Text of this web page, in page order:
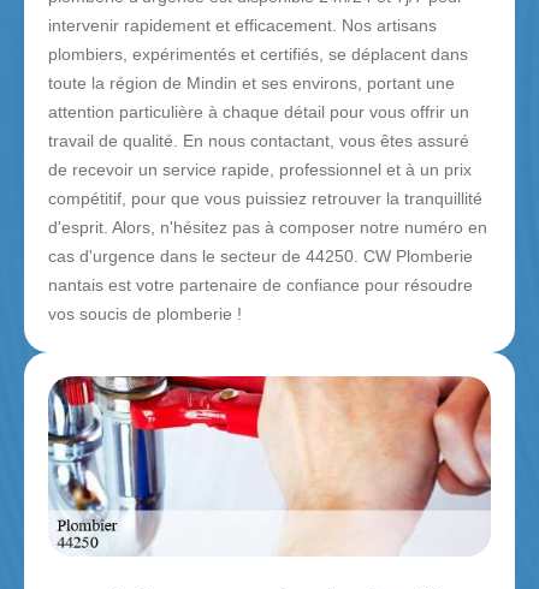
intervenir rapidement et efficacement. Nos artisans
plombiers, expérimentés et certifiés, se déplacent dans
toute la région de Mindin et ses environs, portant une
attention particulière à chaque détail pour vous offrir un
travail de qualité. En nous contactant, vous êtes assuré
de recevoir un service rapide, professionnel et à un prix
compétitif, pour que vous puissiez retrouver la tranquillité
d'esprit. Alors, n'hésitez pas à composer notre numéro en
cas d'urgence dans le secteur de 44250. CW Plomberie
nantais est votre partenaire de confiance pour résoudre
vos soucis de plomberie !